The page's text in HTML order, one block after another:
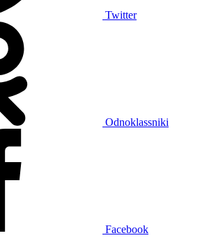
Twitter
Odnoklassniki
Facebook